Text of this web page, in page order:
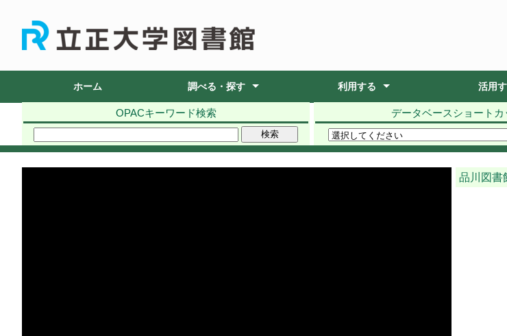
ホーム 調べる・探す
OPAC
データベース
電子ジャーナル
マイライブラリー
利用する 活用
ラーニングコ
レファレンス
展示・講習会
学生希望/教員
PCサポート
学部生必見！
OPACキーワード検索 データベースショートカ
品川図書